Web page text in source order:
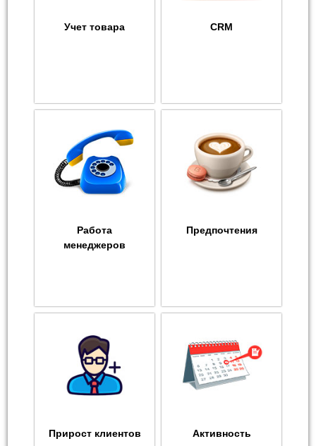
Учет товара CRM
Работа
менеджеров
Предпочтения
Прирост клиентов
Активность